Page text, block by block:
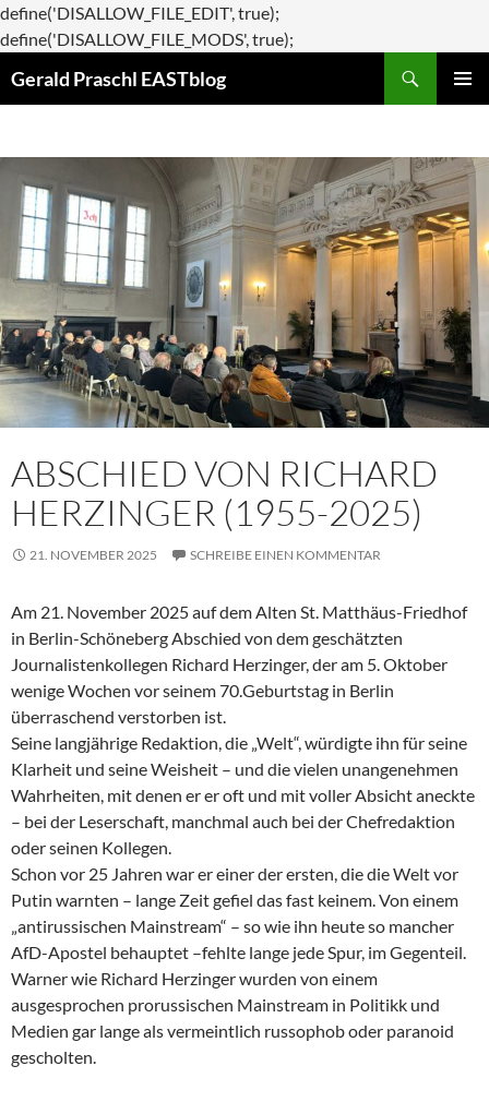
define('DISALLOW_FILE_EDIT', true);
define('DISALLOW_FILE_MODS', true);
Gerald Praschl EASTblog
ABSCHIED VON RICHARD
HERZINGER (1955-2025)
21. NOVEMBER 2025 SCHREIBE EINEN KOMMENTAR
Am 21. November 2025 auf dem Alten St. Matthäus-Friedhof
in Berlin-Schöneberg Abschied von dem geschätzten
Journalistenkollegen Richard Herzinger, der am 5. Oktober
wenige Wochen vor seinem 70.Geburtstag in Berlin
überraschend verstorben ist.
Seine langjährige Redaktion, die „Welt“, würdigte ihn für seine
Klarheit und seine Weisheit – und die vielen unangenehmen
Wahrheiten, mit denen er er oft und mit voller Absicht aneckte
– bei der Leserschaft, manchmal auch bei der Chefredaktion
oder seinen Kollegen.
Schon vor 25 Jahren war er einer der ersten, die die Welt vor
Putin warnten – lange Zeit gefiel das fast keinem. Von einem
„antirussischen Mainstream“ – so wie ihn heute so mancher
AfD-Apostel behauptet –fehlte lange jede Spur, im Gegenteil.
Warner wie Richard Herzinger wurden von einem
ausgesprochen prorussischen Mainstream in Politikk und
Medien gar lange als vermeintlich russophob oder paranoid
gescholten.